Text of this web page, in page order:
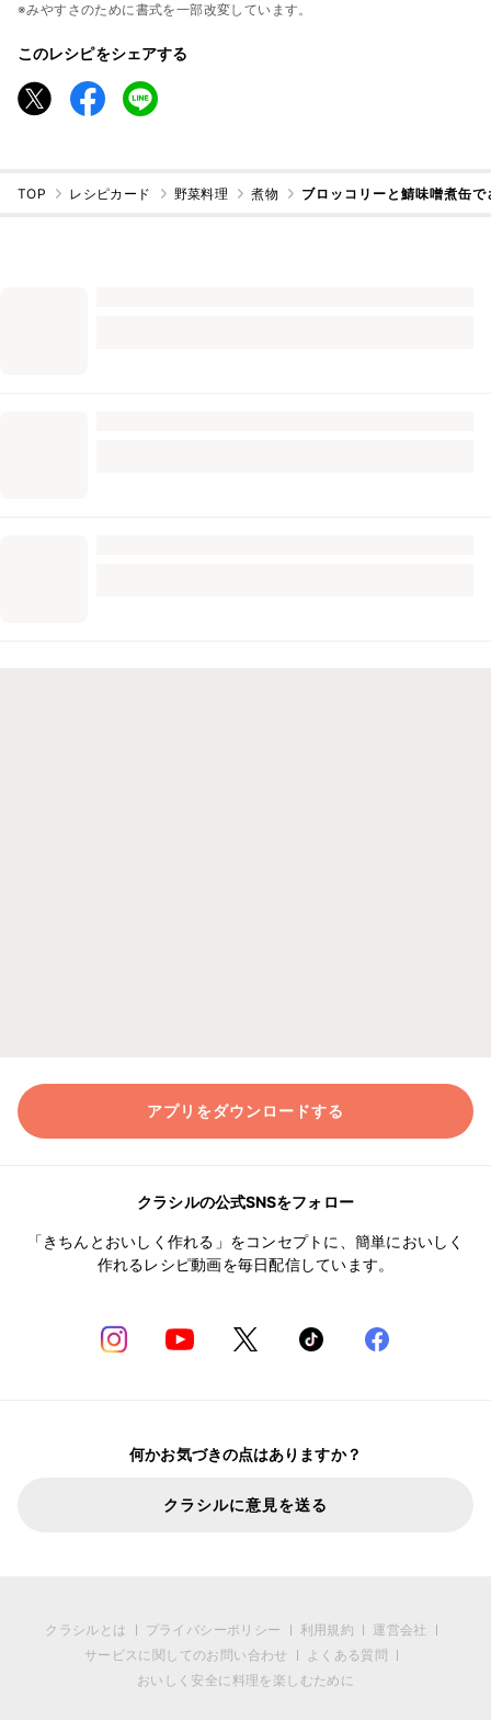
※みやすさのために書式を一部改変しています。
このレシピをシェアする
TOP レシピカード 野菜料理 煮物 ブロッコリーと鯖味噌煮缶
アプリをダウンロードする
クラシルの公式SNSをフォロー
「きちんとおいしく作れる」をコンセプトに、簡単においしく
作れるレシピ動画を毎日配信しています。
何かお気づきの点はありますか？
クラシルに意見を送る
クラシルとは プライバシーポリシー 利用規約
運営会社
サービスに関してのお問い合わせ
よくある質問
おいしく安全に料理を楽しむために